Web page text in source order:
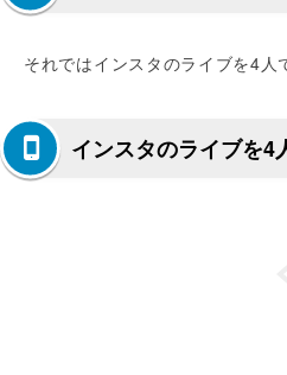
それではインスタのライブを4人
インスタのライブを4